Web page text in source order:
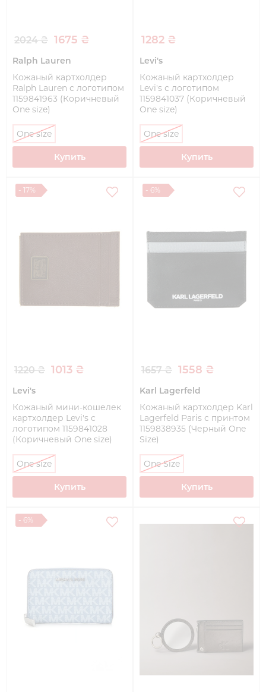
2024 ₴ 1675 ₴
Ralph Lauren
Кожаный картхолдер
Ralph Lauren с логотипом
1159841963 (Коричневый
One size)
One size
Купить
1282 ₴
Levi's
Кожаный картхолдер
Levi's с логотипом
1159841037 (Коричневый
One size)
One size
Купить
- 17%
1220 ₴ 1013 ₴
Levi's
Кожаный мини-кошелек
картхолдер Levi's с
логотипом 1159841028
(Коричневый One size)
One size
Купить
- 6%
1657 ₴ 1558 ₴
Karl Lagerfeld
Кожаный картхолдер Karl
Lagerfeld Paris с принтом
1159838935 (Черный One
Size)
One Size
Купить
- 6%